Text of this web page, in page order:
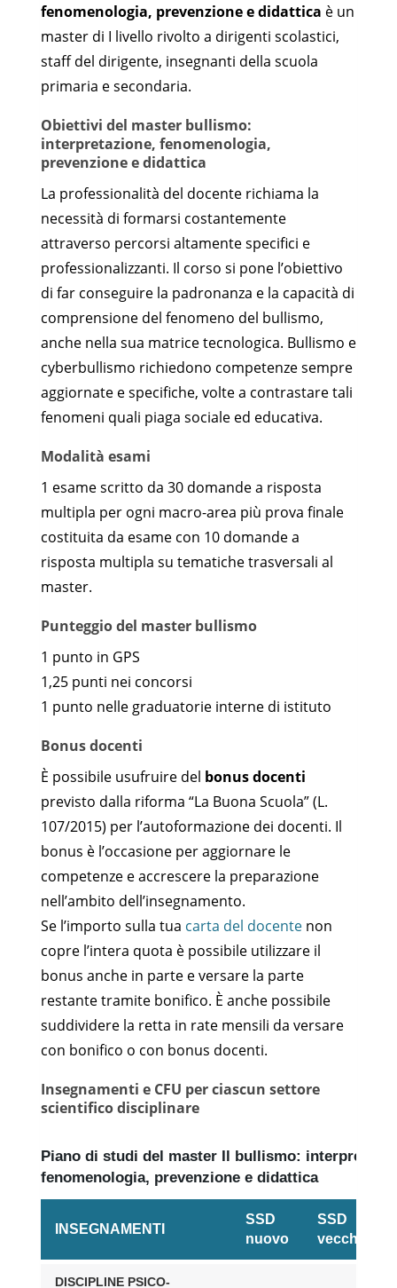
fenomenologia, prevenzione e didattica è un
master di I livello rivolto a dirigenti scolastici,
staff del dirigente, insegnanti della scuola
primaria e secondaria.
Obiettivi del master bullismo:
interpretazione, fenomenologia,
prevenzione e didattica
La professionalità del docente richiama la
necessità di formarsi costantemente
attraverso percorsi altamente specifici e
professionalizzanti. Il corso si pone l’obiettivo
di far conseguire la padronanza e la capacità di
comprensione del fenomeno del bullismo,
anche nella sua matrice tecnologica. Bullismo e
cyberbullismo richiedono competenze sempre
aggiornate e specifiche, volte a contrastare tali
fenomeni quali piaga sociale ed educativa.
Modalità esami
1 esame scritto da 30 domande a risposta
multipla per ogni macro-area più prova finale
costituita da esame con 10 domande a
risposta multipla su tematiche trasversali al
master.
Punteggio del master bullismo
1 punto in GPS
1,25 punti nei concorsi
1 punto nelle graduatorie interne di istituto
Bonus docenti
È possibile usufruire del bonus docenti
previsto dalla riforma “La Buona Scuola” (L.
107/2015) per l’autoformazione dei docenti. Il
bonus è l’occasione per aggiornare le
competenze e accrescere la preparazione
nell’ambito dell’insegnamento.
Se l’importo sulla tua carta del docente non
copre l’intera quota è possibile utilizzare il
bonus anche in parte e versare la parte
restante tramite bonifico. È anche possibile
suddividere la retta in rate mensili da versare
con bonifico o con bonus docenti.
Insegnamenti e CFU per ciascun settore
scientifico disciplinare
Piano di studi del master Il bullismo:
fenomenologia, prevenzione e didattica
INSEGNAMENTI
SSD
nuovo
SSD
vecchio
DISCIPLINE PSICO-